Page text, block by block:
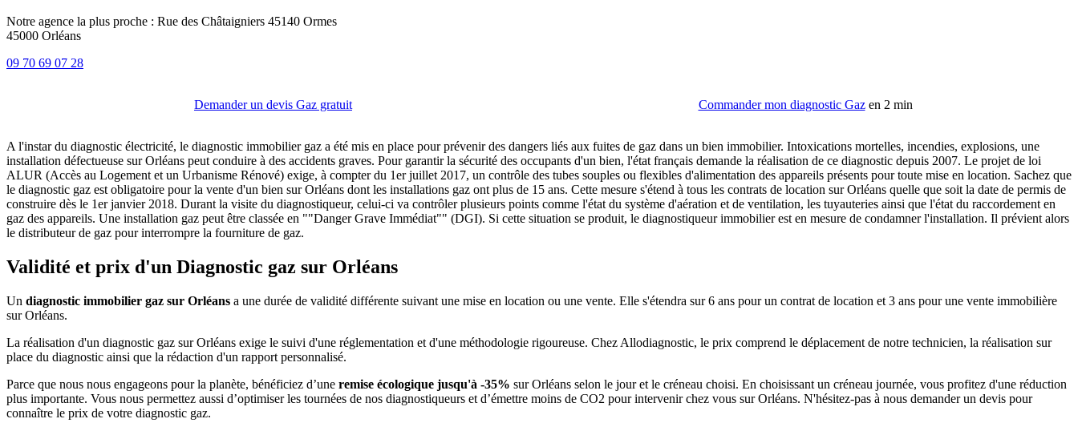
Notre agence la plus proche : Rue des Châtaigniers 45140 Ormes
45000 Orléans
09 70 69 07 28
Demander un devis Gaz gratuit Commander mon diagnostic Gazen 2 min
A l'instar du diagnostic électricité, le diagnostic immobilier gaz a été mis en place pour prévenir des dangers liés aux fuites de gaz dans un bien immobilier. Intoxications mortelles, incendies, explosions, une
installation défectueuse sur Orléans peut conduire à des accidents graves. Pour garantir la sécurité des occupants d'un bien, l'état français demande la réalisation de ce diagnostic depuis 2007. Le projet de loi
ALUR (Accès au Logement et un Urbanisme Rénové) exige, à compter du 1er juillet 2017, un contrôle des tubes souples ou flexibles d'alimentation des appareils présents pour toute mise en location. Sachez que
le diagnostic gaz est obligatoire pour la vente d'un bien sur Orléans dont les installations gaz ont plus de 15 ans. Cette mesure s'étend à tous les contrats de location sur Orléans quelle que soit la date de permis de
construire dès le 1er janvier 2018. Durant la visite du diagnostiqueur, celui-ci va contrôler plusieurs points comme l'état du système d'aération et de ventilation, les tuyauteries ainsi que l'état du raccordement en
gaz des appareils. Une installation gaz peut être classée en ""Danger Grave Immédiat"" (DGI). Si cette situation se produit, le diagnostiqueur immobilier est en mesure de condamner l'installation. Il prévient alors
le distributeur de gaz pour interrompre la fourniture de gaz.
Validité et prix d'un Diagnostic gaz sur Orléans
Un diagnostic immobilier gaz sur Orléans a une durée de validité différente suivant une mise en location ou une vente. Elle s'étendra sur 6 ans pour un contrat de location et 3 ans pour une vente immobilière
sur Orléans.
La réalisation d'un diagnostic gaz sur Orléans exige le suivi d'une réglementation et d'une méthodologie rigoureuse. Chez Allodiagnostic, le prix comprend le déplacement de notre technicien, la réalisation sur
place du diagnostic ainsi que la rédaction d'un rapport personnalisé.
Parce que nous nous engageons pour la planète, bénéficiez d’une remise écologique jusqu'à -35% sur Orléans selon le jour et le créneau choisi. En choisissant un créneau journée, vous profitez d'une réduction
plus importante. Vous nous permettez aussi d’optimiser les tournées de nos diagnostiqueurs et d’émettre moins de CO2 pour intervenir chez vous sur Orléans. N'hésitez-pas à nous demander un devis pour
connaître le prix de votre diagnostic gaz.